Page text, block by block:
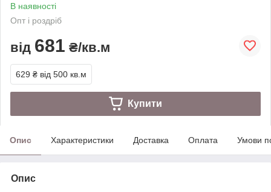
В наявності
Опт і роздріб
від 681 ₴/кв.м
629 ₴ від 500 кв.м
Купити
Опис Характеристики Доставка Оплата Умови
Опис